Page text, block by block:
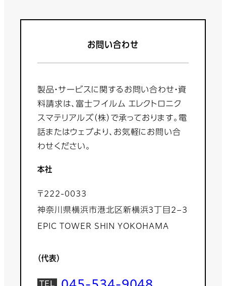
お問い合わせ
製品・サービスに関するお問い合わせ・資
料請求は、富士フイルム エレクトロニク
スマテリアルズ（株）で承っております。電
話またはウェブより、お気軽にお問い合
わせください。
本社
〒222-0033
神奈川県横浜市港北区新横浜3丁目2−3
EPIC TOWER SHIN YOKOHAMA
（代表）